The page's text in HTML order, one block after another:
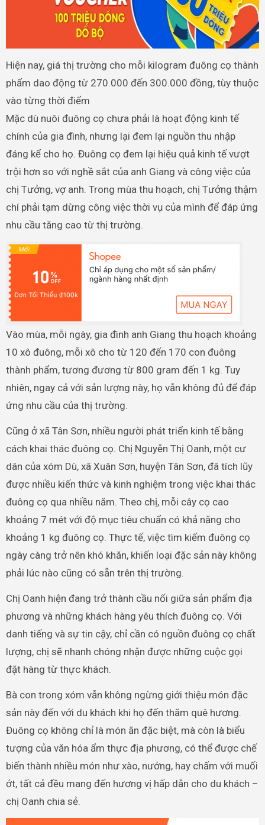
Hiện nay, giá thị trường cho mỗi kilogram đuông cọ thành
phẩm dao động từ 270.000 đến 300.000 đồng, tùy thuộc
vào từng thời điểm
Mặc dù nuôi đuông cọ chưa phải là hoạt động kinh tế
chính của gia đình, nhưng lại đem lại nguồn thu nhập
đáng kể cho họ. Đuông cọ đem lại hiệu quả kinh tế vượt
trội hơn so với nghề sắt của anh Giang và công việc của
chị Tưởng, vợ anh. Trong mùa thu hoạch, chị Tưởng thậm
chí phải tạm dừng công việc thời vụ của mình để đáp ứng
nhu cầu tăng cao từ thị trường.
Vào mùa, mỗi ngày, gia đình anh Giang thu hoạch khoảng
10 xô đuông, mỗi xô cho từ 120 đến 170 con đuông
thành phẩm, tương đương từ 800 gram đến 1 kg. Tuy
nhiên, ngay cả với sản lượng này, họ vẫn không đủ để đáp
ứng nhu cầu của thị trường.
Cũng ở xã Tân Sơn, nhiều người phát triển kinh tế bằng
cách khai thác đuông cọ. Chị Nguyễn Thị Oanh, một cư
dân của xóm Dù, xã Xuân Sơn, huyện Tân Sơn, đã tích lũy
được nhiều kiến thức và kinh nghiệm trong việc khai thác
đuông cọ qua nhiều năm. Theo chị, mỗi cây cọ cao
khoảng 7 mét với độ mục tiêu chuẩn có khả năng cho
khoảng 1 kg đuông cọ. Thực tế, việc tìm kiếm đuông cọ
ngày càng trở nên khó khăn, khiến loại đặc sản này không
phải lúc nào cũng có sẵn trên thị trường.
Chị Oanh hiện đang trở thành cầu nối giữa sản phẩm địa
phương và những khách hàng yêu thích đuông cọ. Với
danh tiếng và sự tin cậy, chỉ cần có nguồn đuông cọ chất
lượng, chị sẽ nhanh chóng nhận được những cuộc gọi
đặt hàng từ thực khách.
Bà con trong xóm vẫn không ngừng giới thiệu món đặc
sản này đến với du khách khi họ đến thăm quê hương.
Đuông cọ không chỉ là món ăn đặc biệt, mà còn là biểu
tượng của văn hóa ẩm thực địa phương, có thể được chế
biến thành nhiều món như xào, nướng, hay chấm với muối
ớt, tất cả đều mang đến hương vị hấp dẫn cho du khách –
chị Oanh chia sẻ.